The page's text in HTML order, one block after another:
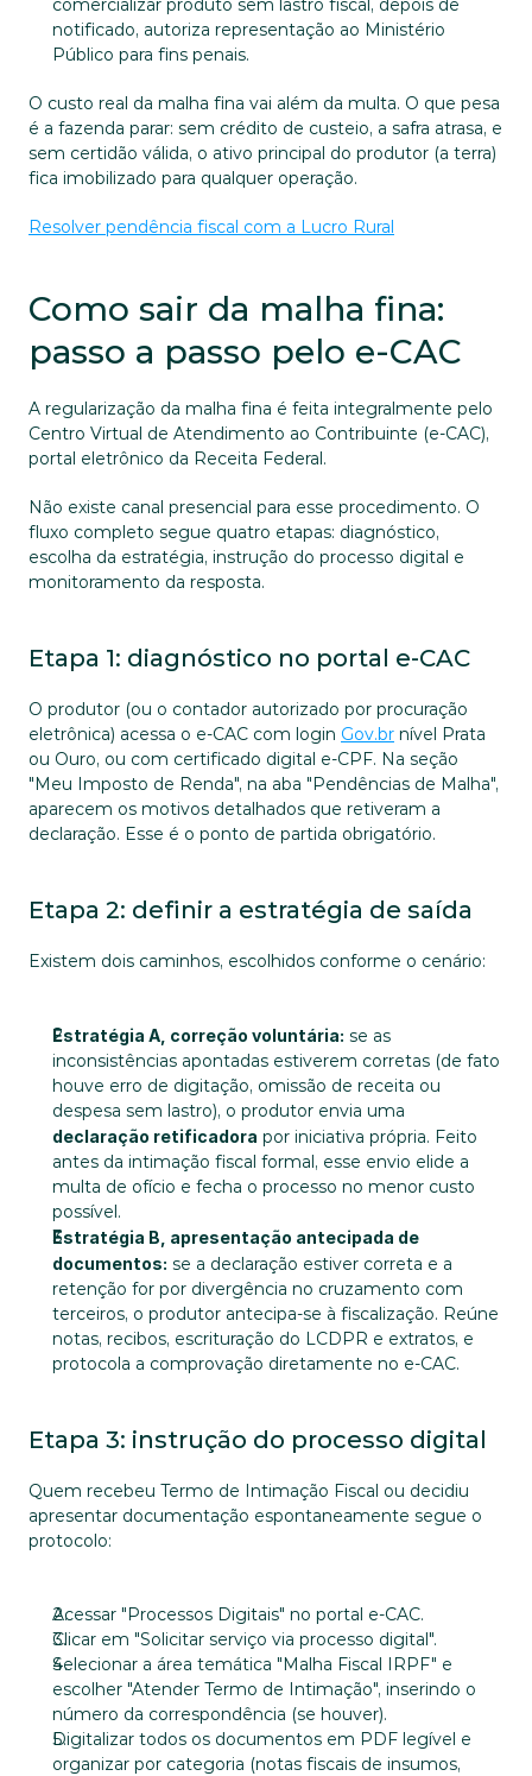
comercializar produto sem lastro fiscal, depois de
notificado, autoriza representação ao Ministério
Público para fins penais.
O custo real da malha fina vai além da multa. O que pesa
é a fazenda parar: sem crédito de custeio, a safra atrasa, e
sem certidão válida, o ativo principal do produtor (a terra)
fica imobilizado para qualquer operação.
Resolver pendência fiscal com a Lucro Rural
Como sair da malha fina:
passo a passo pelo e-CAC
A regularização da malha fina é feita integralmente pelo
Centro Virtual de Atendimento ao Contribuinte (e-CAC),
portal eletrônico da Receita Federal.
Não existe canal presencial para esse procedimento. O
fluxo completo segue quatro etapas: diagnóstico,
escolha da estratégia, instrução do processo digital e
monitoramento da resposta.
Etapa 1: diagnóstico no portal e-CAC
O produtor (ou o contador autorizado por procuração
eletrônica) acessa o e-CAC com login Gov.br nível Prata
ou Ouro, ou com certificado digital e-CPF. Na seção
"Meu Imposto de Renda", na aba "Pendências de Malha",
aparecem os motivos detalhados que retiveram a
declaração. Esse é o ponto de partida obrigatório.
Etapa 2: definir a estratégia de saída
Existem dois caminhos, escolhidos conforme o cenário:
Estratégia A, correção voluntária: se as
inconsistências apontadas estiverem corretas (de fato
houve erro de digitação, omissão de receita ou
declaração retificadora por iniciativa própria. Feito
antes da intimação fiscal formal, esse envio elide a
multa de ofício e fecha o processo no menor custo
possível.
Estratégia B, apresentação antecipada de
documentos: se a declaração estiver correta e a
retenção for por divergência no cruzamento com
terceiros, o produtor antecipa-se à fiscalização. Reúne
notas, recibos, escrituração do LCDPR e extratos, e
protocola a comprovação diretamente no e-CAC.
Etapa 3: instrução do processo digital
Quem recebeu Termo de Intimação Fiscal ou decidiu
apresentar documentação espontaneamente segue o
protocolo:
Acessar "Processos Digitais" no portal e-CAC.
Clicar em "Solicitar serviço via processo digital".
Selecionar a área temática "Malha Fiscal IRPF" e
escolher "Atender Termo de Intimação", inserindo o
número da correspondência (se houver).
Digitalizar todos os documentos em PDF legível e
organizar por categoria (notas fiscais de insumos,